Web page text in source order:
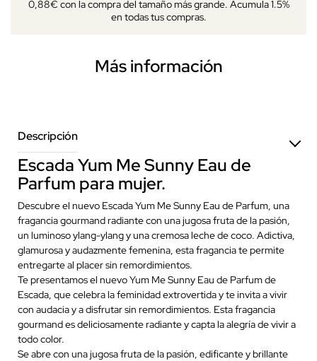
0,88€ con la compra del tamaño más grande. Acumula 1.5%
en todas tus compras.
Más información
Descripción
Escada Yum Me Sunny Eau de
Parfum para mujer.
Descubre el nuevo Escada Yum Me Sunny Eau de Parfum, una
fragancia gourmand radiante con una jugosa fruta de la pasión,
un luminoso ylang-ylang y una cremosa leche de coco. Adictiva,
glamurosa y audazmente femenina, esta fragancia te permite
entregarte al placer sin remordimientos.
Te presentamos el nuevo Yum Me Sunny Eau de Parfum de
Escada, que celebra la feminidad extrovertida y te invita a vivir
con audacia y a disfrutar sin remordimientos. Esta fragancia
gourmand es deliciosamente radiante y capta la alegría de vivir a
todo color.
Se abre con una jugosa fruta de la pasión, edificante y brillante